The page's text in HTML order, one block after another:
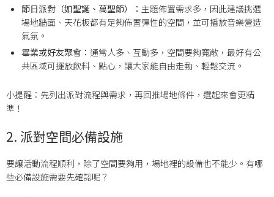
節日派對（如聖誕、萬聖節）： 主題佈置需求多，因此建議挑選
場地牆面、天花板都有足夠佈置彈性的空間，並可播放音樂營造
氣氛。
畢業或好友聚會： 通常人多、互動多，空間要夠寬敞，最好有公
共區域可擺放飲料、點心，讓大家能自由走動、輕鬆交流。
小提醒：先列出派對流程與需求，再回推場地條件，選起來會更精
準！
2. 派對空間必備設施
要讓活動流程順利，除了空間要夠用，場地裡的設備也不能少。有哪
些必備設施需要先確認呢？